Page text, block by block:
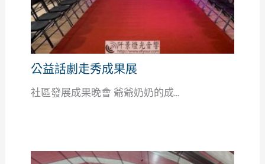
公益話劇走秀成果展
社區發展成果晚會 爺爺奶奶的成...